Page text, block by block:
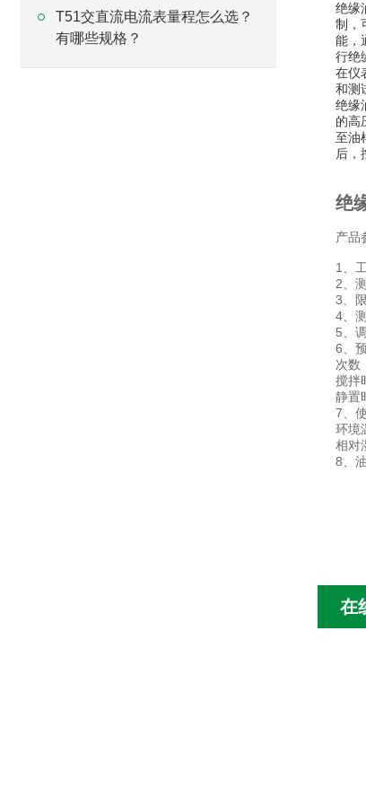
T51交直流电流表量程怎么选？
有哪些规格？
绝缘
制，
能，
行绝
在仪
和测
绝缘
的高
至油
后，
绝
产品
1、
2、
3、
4、
5、
6、
次数
搅拌
静置
7、
环境
相对
8、
在